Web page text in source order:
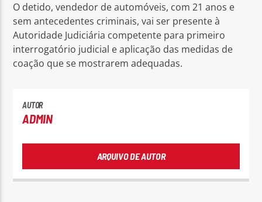
O detido, vendedor de automóveis, com 21 anos e
sem antecedentes criminais, vai ser presente à
Autoridade Judiciária competente para primeiro
interrogatório judicial e aplicação das medidas de
coação que se mostrarem adequadas.
AUTOR
ADMIN
ARQUIVO DE AUTOR